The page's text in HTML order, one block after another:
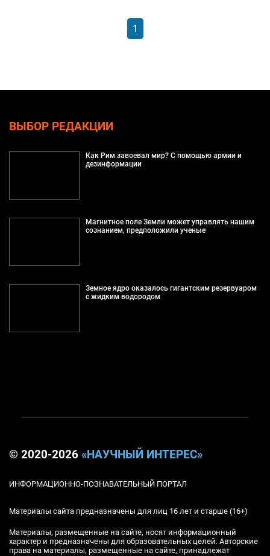
1
ВЫБОР РЕДАКЦИИ
Как Рим завоевал мир? С помощью армии и
дезинформации
Магнитное поле Земли может управлять нашим
сознанием, предположили ученые
Земное ядро оказалось гигантским резервуаром
с жидким водородом
© 2020-2026 «НАУЧНЫЙ ИНТЕРЕС»
ИНФОРМАЦИОННО-ПОЗНАВАТЕЛЬНЫЙ ПОРТАЛ
Материалы сайта предназначены для лиц 16 лет и старше (16+)
Материалы, размещенные на сайте, носят информационный
характер и предназначены для образовательных целей. Авторские
права на материалы, размещенные на сайте, принадлежат